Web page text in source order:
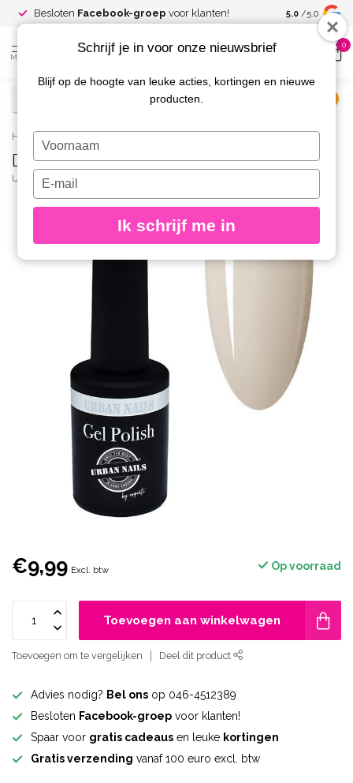
Besloten Facebook-groep voor klanten! Spaar voor
kortingen
5.0 /5.0
MENU
0
Home / D48 Gelpolish Marco 8 gr.
D48 Gelpolish Marco 8 gr.
URBAN NAILS
€9,99 Excl. btw Op voorraad
Toevoegen aan winkelwagen
Toevoegen om te vergelijken Deel dit product
Advies nodig? Bel ons op 046-4512389
Besloten Facebook-groep voor klanten!
Spaar voor gratis cadeaus en leuke kortingen
Gratis verzending vanaf 100 euro excl. btw
Schrijf je in voor onze nieuwsbrief
Blijf op de hoogte van leuke acties, kortingen en nieuwe
producten.
Typ
je
naam
Typ
je
e-
in
Ik schrijf me in